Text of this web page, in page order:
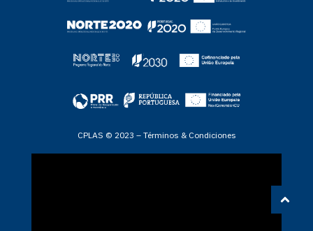
CPLAS © 2023 – Términos & Condiciones